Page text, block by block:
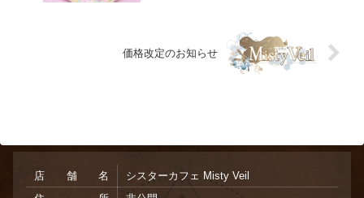
価格改定のお知らせ
店舗名
シスターカフェ Misty Veil